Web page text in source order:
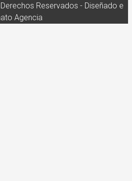
Reservados - Diseñado e
Agencia